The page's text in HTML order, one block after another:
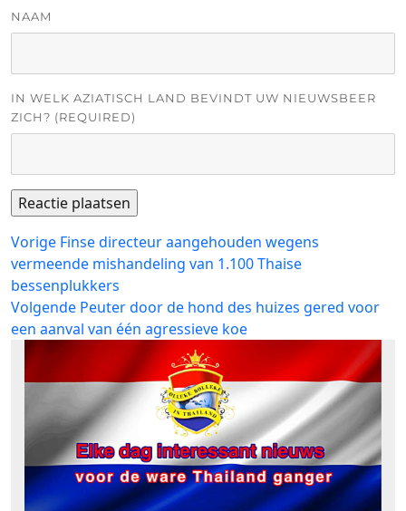
NAAM
IN WELK AZIATISCH LAND BEVINDT UW NIEUWSBEER
ZICH? (REQUIRED)
Bericht
navigatie
Vorige Vorig
bericht:
Finse directeur aangehouden wegens
vermeende mishandeling van 1.100 Thaise
bessenplukkers
Volgende Volgend
bericht:
Peuter door de hond des huizes gered voor
een aanval van één agressieve koe